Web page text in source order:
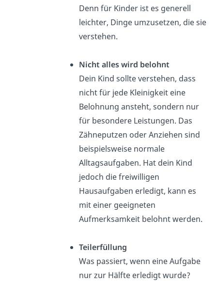
Denn für Kinder ist es generell
leichter, Dinge umzusetzen, die sie
verstehen.
Nicht alles wird belohnt
Dein Kind sollte verstehen, dass
nicht für jede Kleinigkeit eine
Belohnung ansteht, sondern nur
für besondere Leistungen. Das
Zähneputzen oder Anziehen sind
beispielsweise normale
Alltagsaufgaben. Hat dein Kind
jedoch die freiwilligen
Hausaufgaben erledigt, kann es
mit einer geeigneten
Aufmerksamkeit belohnt werden.
Teilerfüllung
Was passiert, wenn eine Aufgabe
nur zur Hälfte erledigt wurde?